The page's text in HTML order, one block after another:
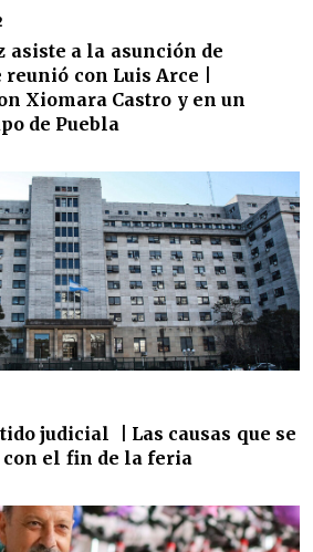
asiste a la asunción de
con Luis Arce |
Xiomara Castro y en un
de Puebla
judicial | Las causas que se
el fin de la feria